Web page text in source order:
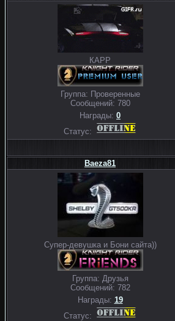
КАРР
Группа: Проверенные
Сообщений: 780
Награды: 0
Статус:
Baeza81
Супер-девушка и Бони сайта))
Группа: Друзья
Сообщений: 782
Награды: 19
Статус: